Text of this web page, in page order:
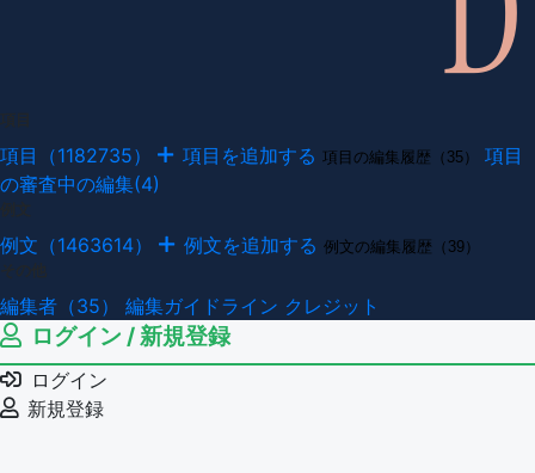
項目（1182735） 項目を追加する 項目の編集履歴（35）
項目
の審査中の編集(4)
例文（1463614） 例文を追加する 例文の編集履歴（39）
編集者（35） 編集ガイドライン クレジット
ログイン / 新規登録
ログイン
新規登録